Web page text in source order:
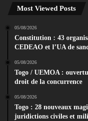
Most Viewed Posts
05/08/2026
Constitution : 43
CEDEAO et l’UA de
05/08/2026
Togo / UEMOA :
droit de la concurrence
05/08/2026
Togo : 28 nouveaux
juridictions civiles et